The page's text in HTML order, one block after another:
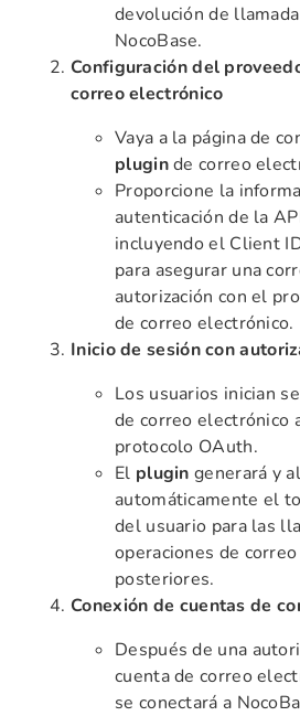
devolución de
NocoBase.
Configuración del
correo electrónico
Vaya a la página de
pluginde correo
Proporcione la
autenticación de la
incluyendo el Client
para asegurar una
autorización con el
de correo electrónico.
Inicio de sesión con
Los usuarios inician
de correo electrónico
protocolo OAuth.
El plugin generará y
automáticamente el
del usuario para las
operaciones de
posteriores.
Conexión de cuentas de
Después de una
cuenta de correo
se conectará a